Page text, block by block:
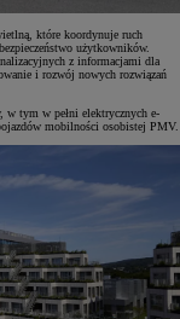
które koordynuje ruch
użytkowników.
z informacjami dla
i rozwój nowych rozwiązań
w tym w pełni elektrycznych e-
mobilności osobistej PMV.